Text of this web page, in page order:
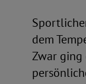
dem
Zwar ging